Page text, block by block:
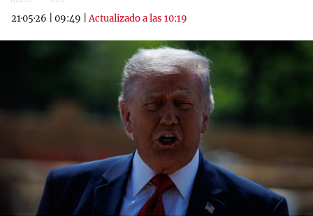
21·05·26 09:49 |Actualizado a las 10:19